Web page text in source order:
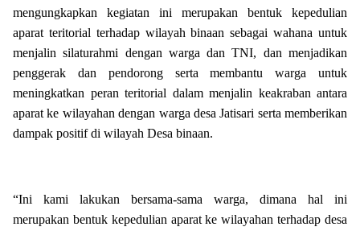
mengungkapkan kegiatan ini merupakan bentuk kepedulian
aparat teritorial terhadap wilayah binaan sebagai wahana untuk
menjalin silaturahmi dengan warga dan TNI, dan menjadikan
penggerak dan pendorong serta membantu warga untuk
meningkatkan peran teritorial dalam menjalin keakraban antara
aparat ke wilayahan dengan warga desa Jatisari serta memberikan
dampak positif di wilayah Desa binaan.
“Ini kami lakukan bersama-sama warga, dimana hal ini
merupakan bentuk kepedulian aparat ke wilayahan terhadap desa